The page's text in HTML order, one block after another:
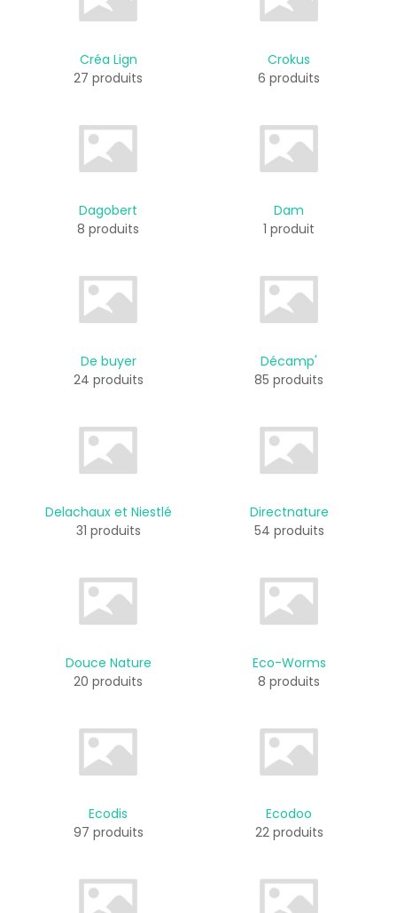
Créa Lign
27 produits
Crokus
6 produits
Dagobert
8 produits
Dam
1 produit
De buyer
24 produits
Décamp'
85 produits
Delachaux et Niestlé
31 produits
Directnature
54 produits
Douce Nature
20 produits
Eco-Worms
8 produits
Ecodis
97 produits
Ecodoo
22 produits